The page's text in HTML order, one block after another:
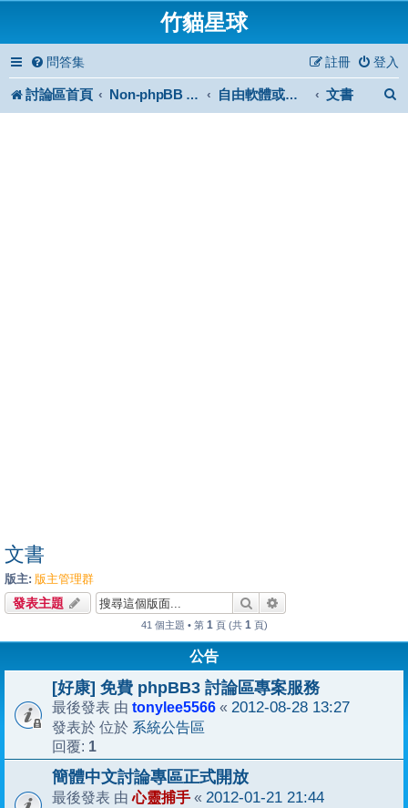
竹貓星球
問答集 登入
註冊
討論區首頁 Non-phpBB specific 自由軟體或免費軟體 文書
文書
版主: 版主管理群
發表主題 搜尋
41 個主題 • 第 1 頁 (共 1 頁)
公告
[好康] 免費 phpBB3 討論區專案服務
最後發表 由 tonylee5566 « 2012-08-28 13:27
發表於 位於 系統公告區
回覆: 1
簡體中文討論專區正式開放
最後發表 由心靈捕手 « 2012-01-21 21:44